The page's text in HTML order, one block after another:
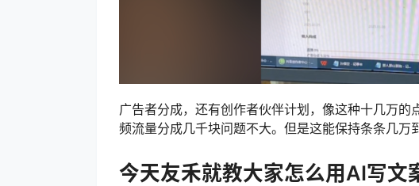
广告者分成，还有创作者伙伴计划，像这种十几万
频流量分成几千块问题不大。但是这能保持条条几万
今天友禾就教大家怎么用AI写文